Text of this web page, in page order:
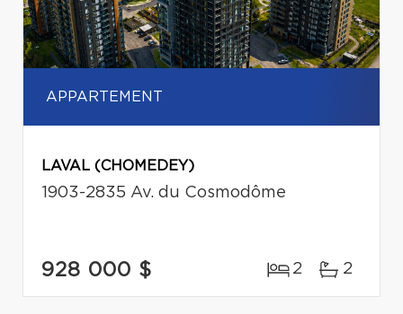
APPARTEMENT
LAVAL (CHOMEDEY)
1903-2835 Av. du Cosmodôme
928 000 $ 2 2